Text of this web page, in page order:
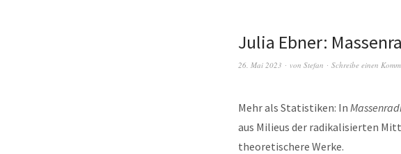
Julia Ebner:
26. Mai 2023 von Stefan Schreibe einen
Mehr als Statistiken: In
aus Milieus der radikalisierten
theoretischere Werke.